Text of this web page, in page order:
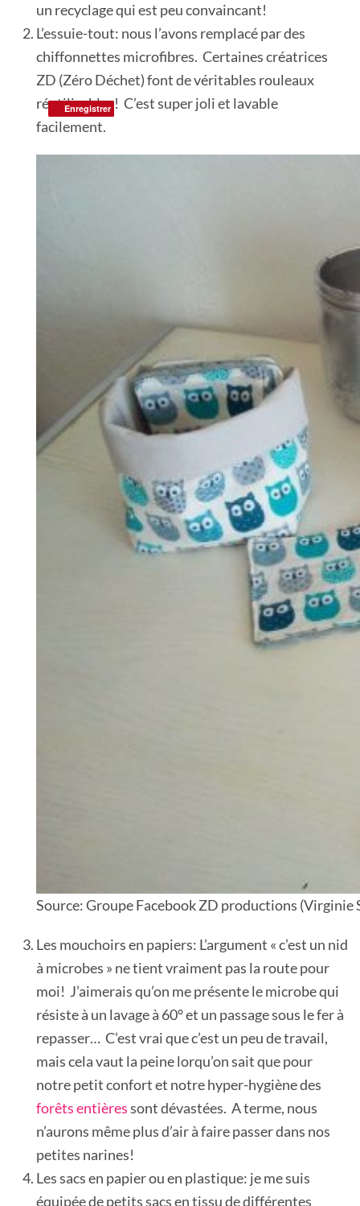
un recyclage qui est peu convaincant!
L’essuie-tout: nous l’avons remplacé par des
chiffonnettes microfibres. Certaines créatrices
ZD (Zéro Déchet) font de véritables rouleaux
réutilisables! C’est super joli et lavable
facilement.
Source: Groupe Facebook ZD productions
Les mouchoirs en papiers: L’argument « c’est un nid
à microbes » ne tient vraiment pas la route pour
moi! J’aimerais qu’on me présente le microbe qui
résiste à un lavage à 60° et un passage sous le fer à
repasser… C’est vrai que c’est un peu de travail,
mais cela vaut la peine lorqu’on sait que pour
notre petit confort et notre hyper-hygiène des
forêts entièressont dévastées. A terme, nous
n’aurons même plus d’air à faire passer dans nos
petites narines!
Les sacs en papier ou en plastique: je me suis
équipée de petits sacs en tissu de différentes
Enregistrer
Enregistrer